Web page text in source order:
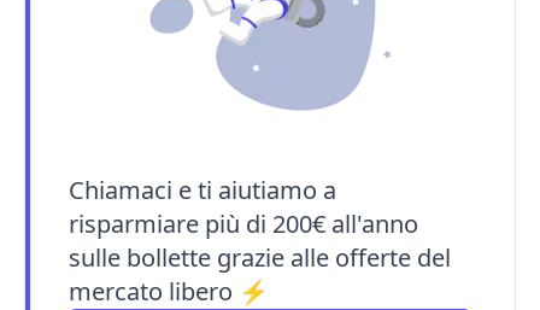
Chiamaci e ti aiutiamo a
risparmiare più di 200€ all'anno
sulle bollette grazie alle offerte del
mercato libero ⚡